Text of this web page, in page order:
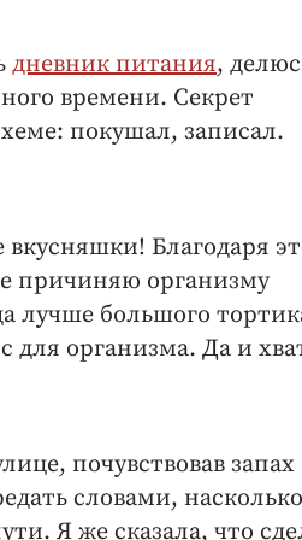
дневник питания,
времени. Секрет
покушал, записал.
Благодаря
причиняю организму
лучше большого
для организма. Да и
почувствовав запах
словами,
Я же сказала, что